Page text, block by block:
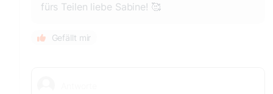
fürs Teilen liebe Sabine! 🥰
Gefällt mir